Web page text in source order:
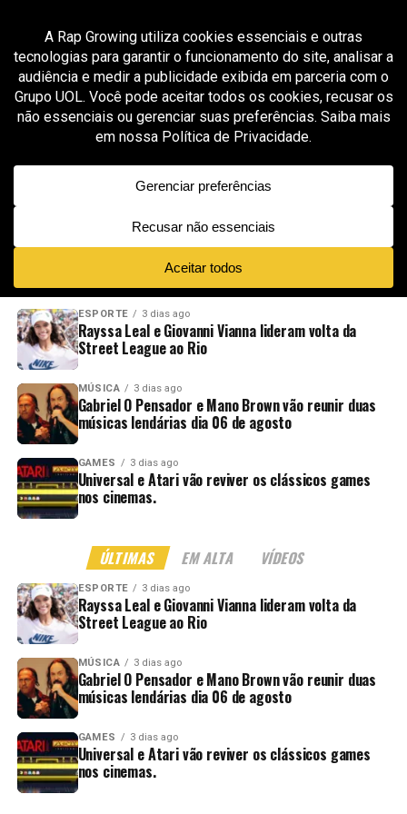
All posts tagged "Estúdio MDB"
MÚSICA 1 mês ago
Duds MDB leva sua experiência de mais de 2 mil
produções para uma nova fase no Porto
NOVIDADES EM ALTA VÍDEOS
ESPORTE 3 dias ago
Rayssa Leal e Giovanni Vianna lideram volta da
Street League ao Rio
MÚSICA 3 dias ago
Gabriel O Pensador e Mano Brown vão reunir duas
músicas lendárias dia 06 de agosto
GAMES 3 dias ago
Universal e Atari vão reviver os clássicos games
nos cinemas.
ÚLTIMAS EM ALTA VÍDEOS
ESPORTE 3 dias ago
Rayssa Leal e Giovanni Vianna lideram volta da
Street League ao Rio
MÚSICA 3 dias ago
Gabriel O Pensador e Mano Brown vão reunir duas
músicas lendárias dia 06 de agosto
GAMES 3 dias ago
Universal e Atari vão reviver os clássicos games
nos cinemas.